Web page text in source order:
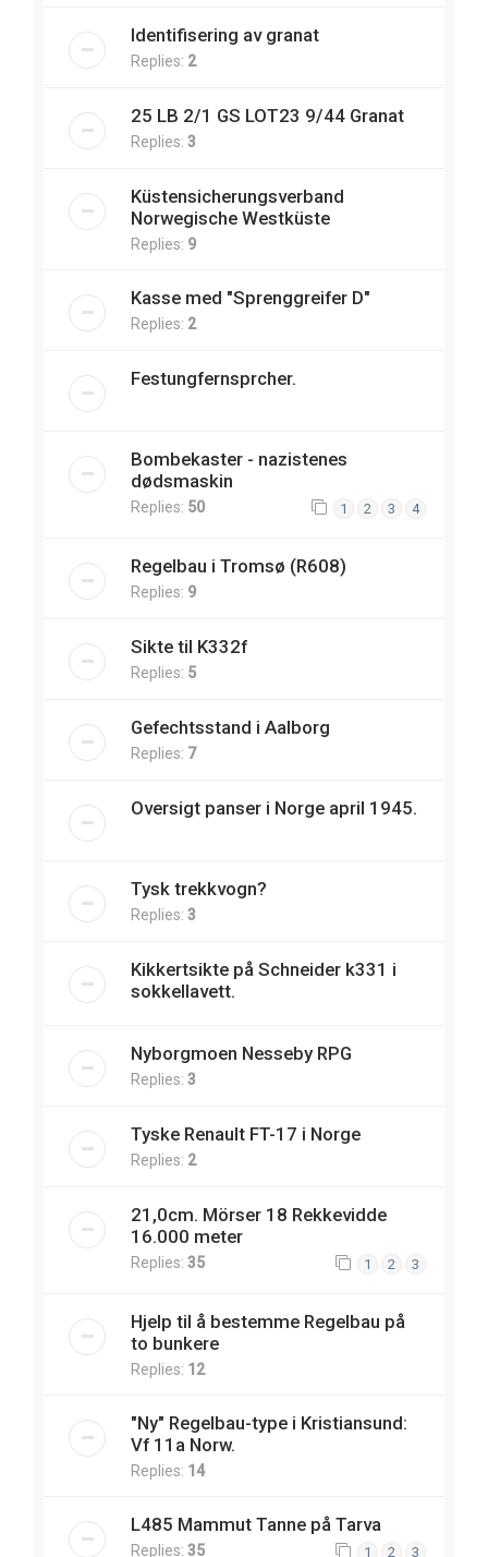
Identifisering av granat
Replies: 2
25 LB 2/1 GS LOT23 9/44 Granat
Replies: 3
Küstensicherungsverband
Norwegische Westküste
Replies: 9
Kasse med "Sprenggreifer D"
Replies: 2
Festungfernsprcher.
Bombekaster - nazistenes
dødsmaskin
Replies: 50 1 2 3 4
Regelbau i Tromsø (R608)
Replies: 9
Sikte til K332f
Replies: 5
Gefechtsstand i Aalborg
Replies: 7
Oversigt panser i Norge april 1945.
Tysk trekkvogn?
Replies: 3
Kikkertsikte på Schneider k331 i
sokkellavett.
Nyborgmoen Nesseby RPG
Replies: 3
Tyske Renault FT-17 i Norge
Replies: 2
21,0cm. Mörser 18 Rekkevidde
16.000 meter
Replies: 35 1 2 3
Hjelp til å bestemme Regelbau på
to bunkere
Replies: 12
"Ny" Regelbau-type i Kristiansund:
Vf 11a Norw.
Replies: 14
L485 Mammut Tanne på Tarva
Replies: 35 1 2 3